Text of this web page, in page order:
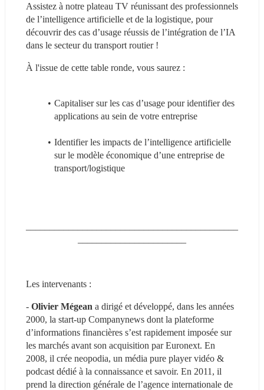
Assistez à notre plateau TV réunissant des professionnels
de l’intelligence artificielle et de la logistique, pour
découvrir des cas d’usage réussis de l’intégration de l’IA
dans le secteur du transport routier !
À l'issue de cette table ronde, vous saurez :
Capitaliser sur les cas d’usage pour identifier des
applications au sein de votre entreprise
Identifier les impacts de l’intelligence artificielle
sur le modèle économique d’une entreprise de
transport/logistique
Les intervenants :
- Olivier Mégean a dirigé et développé, dans les années
2000, la start-up Companynews dont la plateforme
d’informations financières s’est rapidement imposée sur
les marchés avant son acquisition par Euronext. En
2008, il crée neopodia, un média pure player vidéo &
podcast dédié à la connaissance et savoir. En 2011, il
prend la direction générale de l’agence internationale de